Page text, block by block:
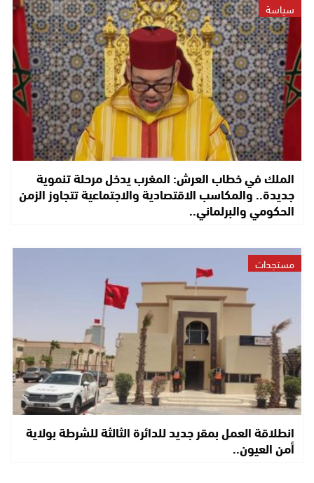
سياسة
الملك في خطاب العرش: المغرب يدخل مرحلة تنموية
جديدة.. والمكاسب الاقتصادية والاجتماعية تتجاوز الزمن
الحكومي والبرلماني..
مستجدات
انطلاقة العمل بمقر جديد للدائرة الثالثة للشرطة بولاية
أمن العيون..